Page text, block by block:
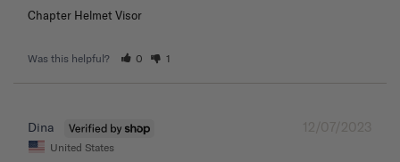
Chapter Helmet Visor
Was this helpful? 0 1
12/07/2023
Dina
United States